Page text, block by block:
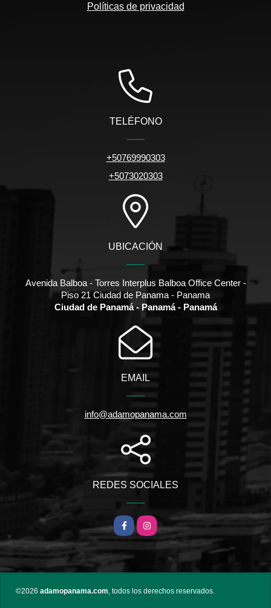
Políticas de privacidad
TELÉFONO
+50769990303
+5073020303
UBICACIÓN
Avenida Balboa - Torres Interplus Balboa Office Center -
Piso 21 Ciudad de Panama - Panama
Ciudad de Panamá - Panamá - Panamá
EMAIL
info@adamopanama.com
REDES SOCIALES
FacebookInstagram
©2026 adamopanama.com , todos los derechos reservados.